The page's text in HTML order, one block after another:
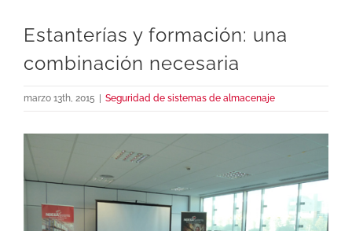
Estanterías y formación: una
combinación necesaria
marzo 13th, 2015 | Seguridad de sistemas de almacenaje
más
grande